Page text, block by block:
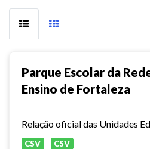
Parque Escolar da
Ensino de Fortaleza
CSV CSV